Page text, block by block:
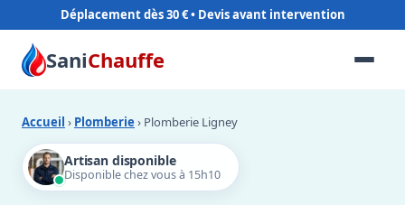
Déplacement dès 30 €
SaniChauffe
Accueil › Plomberie › Plomberie Ligney
Artisan disponible
Disponible chez vous à 15h10